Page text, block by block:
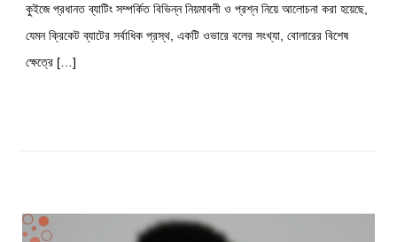
কুইজে প্রধানত ব্যাটিং সম্পর্কিত বিভিন্ন নিয়মাবলী ও প্রশ্ন নিয়ে আলোচনা করা হয়েছে,
যেমন ক্রিকেট ব্যাটের সর্বাধিক প্রস্থ, একটি ওভারে বলের সংখ্যা, বোলারের বিশেষ
ক্ষেত্রে […]